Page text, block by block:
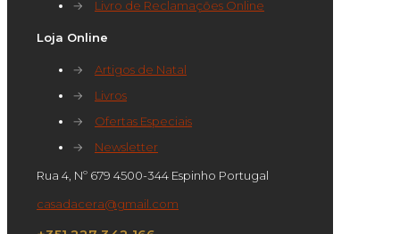
→
Livro de Reclamações Online
Loja Online
→
Artigos de Natal
→
Livros
→
Ofertas Especiais
→
Newsletter
Rua 4, Nº 679 4500-344 Espinho Portugal
casadacera@gmail.com